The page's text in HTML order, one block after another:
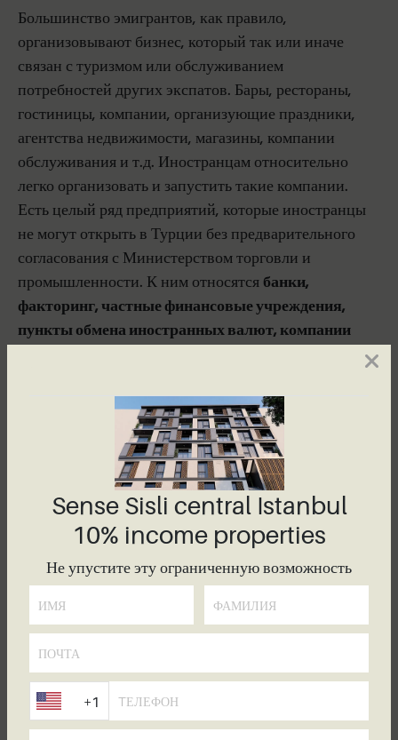
Большинство эмигрантов, как правило,
организовывают бизнес, который так или иначе
связан с туризмом или обслуживанием
потребностей других экспатов. Бары, рестораны,
гостиницы, компании, организующие праздники,
агентства недвижимости, магазины, компании
обслуживания и т.д. Иностранцам относительно
легко организовать и запустить такие компании.
Есть целый ряд предприятий, которые иностранцы
не могут открыть в Турции без предварительного
согласования с Министерством торговли и
промышленности. К ним относятся банки,
факторинг, частные финансовые учреждения,
пункты обмена иностранных валют, компании
свободной торговли. Если у вас есть сомнения,
заранее посоветуйтесь с вашим юристом и властями.
Во сколько обойдется
создание компании с
ограниченной
ответственностью?
отличаются от большинства других стран. Создать
общество с ограниченной ответственностью стоит
около 5000TL, 25 % от которых необходимо
Sense Sisli central Istanbul
10% income properties
Не упустите эту ограниченную возможность
+1